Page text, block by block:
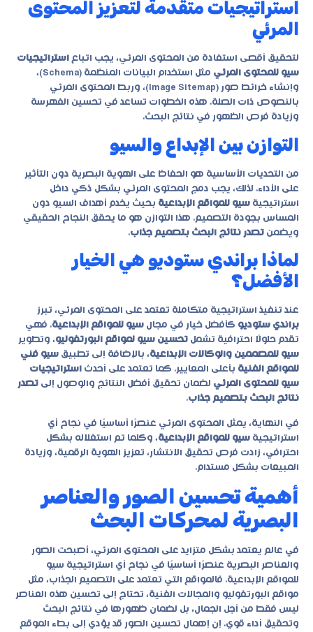
استراتيجيات متقدمة لتعزيز المحتوى
المرئي
لتحقيق أقصى استفادة من المحتوى المرئي، يجب اتباع استراتيجيات
سيو للمحتوى المرئي
مثل استخدام البيانات المنظمة (Schema)،
وإنشاء خرائط صور (Image Sitemap)، وربط المحتوى المرئي
بالنصوص ذات الصلة. هذه الخطوات تساعد في تحسين الفهرسة
وزيادة فرص الظهور في نتائج البحث.
التوازن بين الإبداع والسيو
من التحديات الأساسية هو الحفاظ على الهوية البصرية دون التأثير
على الأداء. لذلك، يجب دمج المحتوى المرئي بشكل ذكي داخل
استراتيجية سيو للمواقع الإبداعية بحيث يخدم أهداف السيو دون
المساس بجودة التصميم. هذا التوازن هو ما يحقق النجاح الحقيقي
ويضمن تصدر نتائج البحث بتصميم جذاب.
لماذا براندي ستوديو هي الخيار
الأفضل؟
عند تنفيذ استراتيجية متكاملة تعتمد على المحتوى المرئي، تبرز
براندي ستوديو كأفضل خيار في مجال سيو للمواقع الإبداعية. فهي
تقدم حلولًا احترافية تشمل تحسين سيو لمواقع البورتفوليو، وتطوير
سيو للمصممين والوكالات الإبداعية، بالإضافة إلى تطبيق سيو فني
للمواقع الفنية بأعلى المعايير. كما تعتمد على أحدث استراتيجيات
سيو للمحتوى المرئي لضمان تحقيق أفضل النتائج والوصول إلى تصدر
نتائج البحث بتصميم جذاب.
في النهاية، يمثل المحتوى المرئي عنصرًا أساسيًا في نجاح أي
استراتيجية سيو للمواقع الإبداعية، وكلما تم استغلاله بشكل
احترافي، زادت فرص تحقيق الانتشار، تعزيز الهوية الرقمية، وزيادة
المبيعات بشكل مستدام.
أهمية تحسين الصور والعناصر
البصرية لمحركات البحث
في عالم يعتمد بشكل متزايد على المحتوى المرئي، أصبحت الصور
والعناصر البصرية عنصرًا أساسيًا في نجاح أي استراتيجية سيو
للمواقع الإبداعية. فالمواقع التي تعتمد على التصميم الجذاب، مثل
مواقع البورتفوليو والمجالات الفنية، تحتاج إلى تحسين هذه العناصر
ليس فقط من أجل الجمال، بل لضمان ظهورها في نتائج البحث
وتحقيق أداء قوي. إن إهمال تحسين الصور قد يؤدي إلى بطء الموقع